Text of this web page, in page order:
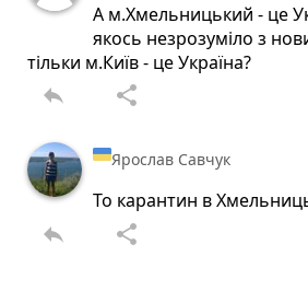
А м.Хмельницький - це
якось незрозуміло з
тільки м.Київ - це Україна?
reply share
Ярослав Савчук
То карантин в
reply share